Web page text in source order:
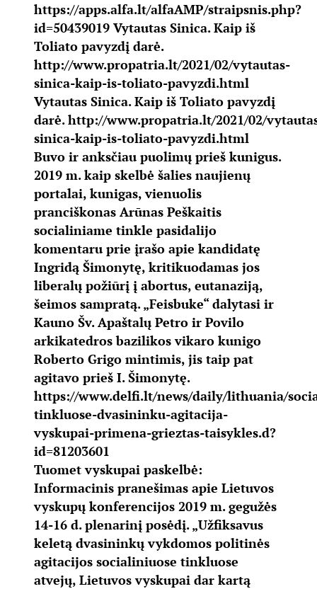
https://apps.alfa.lt/alfaAMP/straipsnis.php?
id=50439019 Vytautas Sinica. Kaip iš
Toliato pavyzdį darė.
http://www.propatria.lt/2021/02/vytautas-
sinica-kaip-is-toliato-pavyzdi.html
Vytautas Sinica. Kaip iš Toliato pavyzdį
darė.http://www.propatria.lt/2021/02/
sinica-kaip-is-toliato-pavyzdi.html
Buvo ir anksčiau puolimų prieš kunigus.
2019 m. kaip skelbė šalies naujienų
portalai, kunigas, vienuolis
pranciškonas Arūnas Peškaitis
socialiniame tinkle pasidalijo
komentaru prie įrašo apie kandidatę
Ingridą Šimonytę, kritikuodamas jos
liberalų požiūrį į abortus, eutanaziją,
šeimos sampratą. „Feisbuke“ dalytasi ir
Kauno Šv. Apaštalų Petro ir Povilo
arkikatedros bazilikos vikaro kunigo
Roberto Grigo mintimis, jis taip pat
agitavo prieš I. Šimonytę.
https://www.delfi.lt/news/daily/lithuania/
tinkluose-dvasininku-agitacija-
vyskupai-primena-grieztas-taisykles.d?
id=81203601
Tuomet vyskupai paskelbė:
Informacinis pranešimas apie Lietuvos
vyskupų konferencijos 2019 m. gegužės
14-16 d. plenarinį posėdį. „Užfiksavus
keletą dvasininkų vykdomos politinės
agitacijos socialiniuose tinkluose
atvejų, Lietuvos vyskupai dar kartą